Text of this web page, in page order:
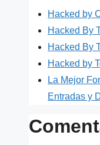
Hacked by
Hacked By
Hacked By
Hacked by
La Mejor
Entradas y